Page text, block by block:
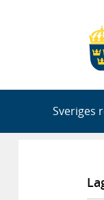
Sveriges